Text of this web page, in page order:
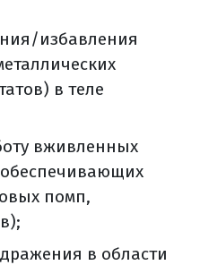
избавления
в теле
вживленных
помп,
в области